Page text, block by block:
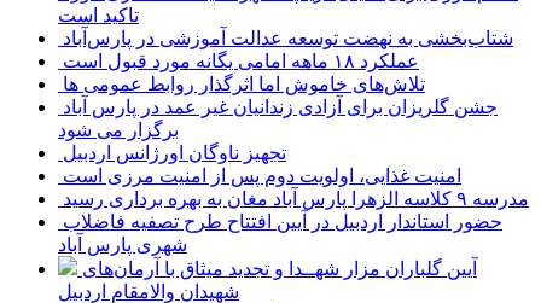
تاکید است
شتاب‌بخشی به نهضت توسعه عدالت آموزشی در پارس‌آباد
عملکرد ۱۸ ماهه امامی یگانه مورد قبول است
تلاش‌های خاموش اما اثرگذار روابط عمومی ها
برگزار می شود
تجهیز ناوگان اورژانس اردبیل
امنیت غذایی، اولویت دوم پس از امنیت مرزی است
مدرسه ۹ کلاسه الزهرا پارس آباد مغان به بهره برداری رسید
شهری پارس آباد
شهیدان والامقام اردبیل